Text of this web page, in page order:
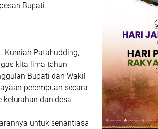
Bupati
Kurniah Patahudding,
kita lima tahun
Bupati dan Wakil
perempuan secara
kelurahan dan desa.
untuk senantiasa